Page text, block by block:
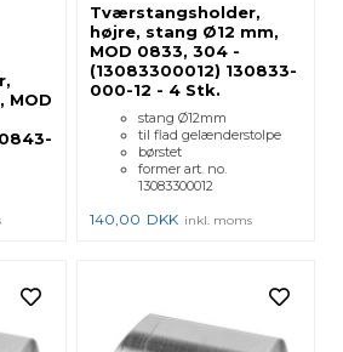
MOD
Tværstangsholder,
højre, stang Ø12 mm,
MOD 0833, 304 -
(13083300012) 130833-
000-12 - 4 Stk.
stang Ø12mm
til flad gelænderstolpe
børstet
former art. no.
13083300012
140,00 DKK inkl. moms